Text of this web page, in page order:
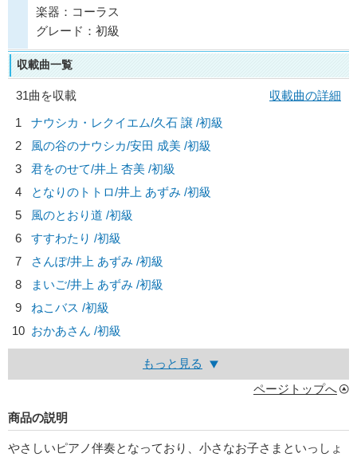
楽器：コーラス
グレード：初級
収載曲一覧
31曲を収載
収載曲の詳細
1
ナウシカ・レクイエム/久石 譲 /初級
2
風の谷のナウシカ/安田 成美 /初級
3
君をのせて/井上 杏美 /初級
4
となりのトトロ/井上 あずみ /初級
5
風のとおり道 /初級
6
すすわたり /初級
7
さんぽ/井上 あずみ /初級
8
まいご/井上 あずみ /初級
9
ねこバス /初級
10 おかあさん /初級
もっと見る
ページトップへ
商品の説明
やさしいピアノ伴奏となっており、小さなお子さまといっしょ